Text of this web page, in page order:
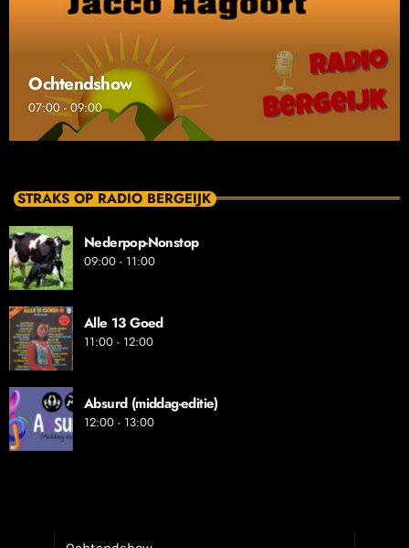
Ochtendshow
07:00 - 09:00
STRAKS OP RADIO BERGEIJK
Nederpop-Nonstop
09:00 - 11:00
Alle 13 Goed
11:00 - 12:00
Absurd (middag-editie)
12:00 - 13:00